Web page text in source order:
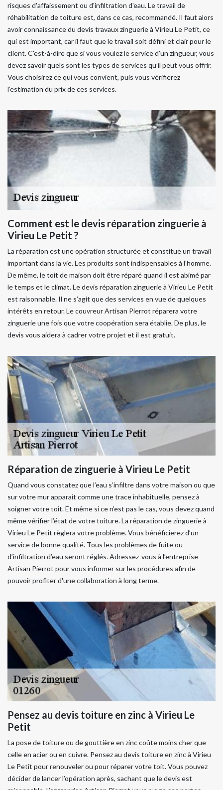
risques d'affaissement ou d'infiltration d'eau. Le travail de
réhabilitation de toiture est, dans ce cas, recommandé. Il faut alors
avoir connaissance du devis travaux zinguerie à Virieu Le Petit, ce
qui est important, car il faut que le travail soit défini et clair pour le
client. C’est-à-dire que si vous voulez le service d’un zingueur, vous
devez savoir quels sont les types de services qu’il peut vous offrir.
Vous choisirez ce qui vous convient, puis vous vérifierez
l’estimation du prix de ces services.
Comment est le devis réparation zinguerie à
Virieu Le Petit ?
La réparation est une opération structurée et constitue un travail
important dans la vie. Les produits sont indispensables à l’homme.
De même, le toit de maison doit être réparé quand il est abimé par
le temps et le climat. Le devis réparation zinguerie à Virieu Le Petit
est raisonnable. Il ne s’agit que des services en vue de quelques
intérêts en retour. Le couvreur Artisan Pierrot réparera votre
zinguerie une fois que votre coopération sera établie. De plus, le
devis vous aidera à cadrer votre projet et il est gratuit.
Réparation de zinguerie à Virieu Le Petit
Quand vous constatez que l’eau s’infiltre dans votre maison ou que
sur votre mur apparait comme une trace inhabituelle, pensez à
soigner votre toit. Et même si ce n’est pas le cas, vous devez quand
même vérifier l’état de votre toiture. La réparation de zinguerie à
Virieu Le Petit règlera votre problème. Vous bénéficierez d’un
service de bonne qualité. Tous les problèmes de fuite ou
d’infiltration d’eau seront réglés. Adressez-vous à l’entreprise
Artisan Pierrot pour vous informer sur les procédures afin de
pouvoir profiter d'une collaboration à long terme.
Pensez au devis toiture en zinc à Virieu Le
Petit
La pose de toiture ou de gouttière en zinc coûte moins cher que
celle en acier ou en cuivre. Pensez au devis toiture en zinc à Virieu
Le Petit pour renouveler ou pour réparer votre toit. Vous pouvez
décider de lancer l’opération après, sachant que le devis est